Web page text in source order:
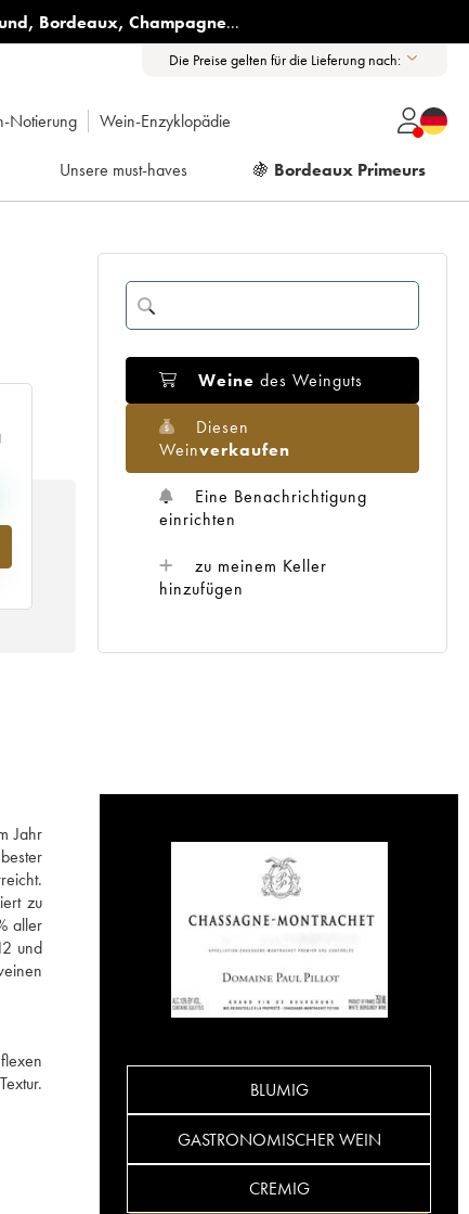
, Bordeaux, Champagne...
Die Preise gelten für die Lieferung nach:
Notierung Wein-Enzyklopädie
Unsere must-haves 🍇 Bordeaux Primeurs
Weine des Weinguts
Diesen
Weinverkaufen
Eine Benachrichtigung
einrichten
zu meinem Keller
hinzufügen
Jahr
zu
aller
und
BLUMIG
GASTRONOMISCHER WEIN
CREMIG